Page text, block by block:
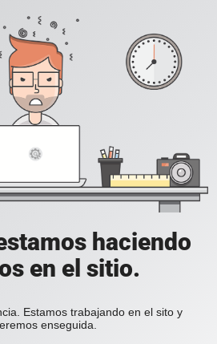
haciendo
en el sitio.
Estamos trabajando en el sito y
enseguida.